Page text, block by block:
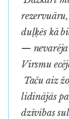
rezervuāru,
duļķēs kā
— nevarēja
Virsmu
Taču aiz
lidinājās
dzīvības